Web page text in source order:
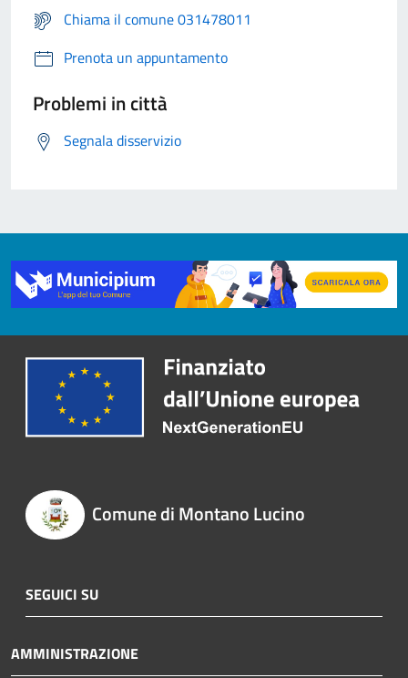
Chiama il comune 031478011
Prenota un appuntamento
Problemi in città
Segnala disservizio
Comune di Montano Lucino
SEGUICI SU
AMMINISTRAZIONE